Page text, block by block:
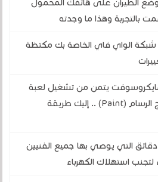
الطيران على هاتفك المحمول
وهذا ما وجدته
الواي فاي الخاصة بك مكتظة
يتمن من تشغيل لعبة
Doom الأصلية داخل برنامج الرسام (Paint) .. إليك طريقة
التي يوصي بها جميع الفنيين
استهلاك الكهرباء